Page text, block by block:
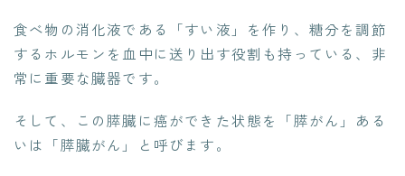
食べ物の消化液である「すい液」を作り、糖分を調節
するホルモンを血中に送り出す役割も持っている、非
常に重要な臓器です。
そして、この膵臓に癌ができた状態を「膵がん」ある
いは「膵臓がん」と呼びます。